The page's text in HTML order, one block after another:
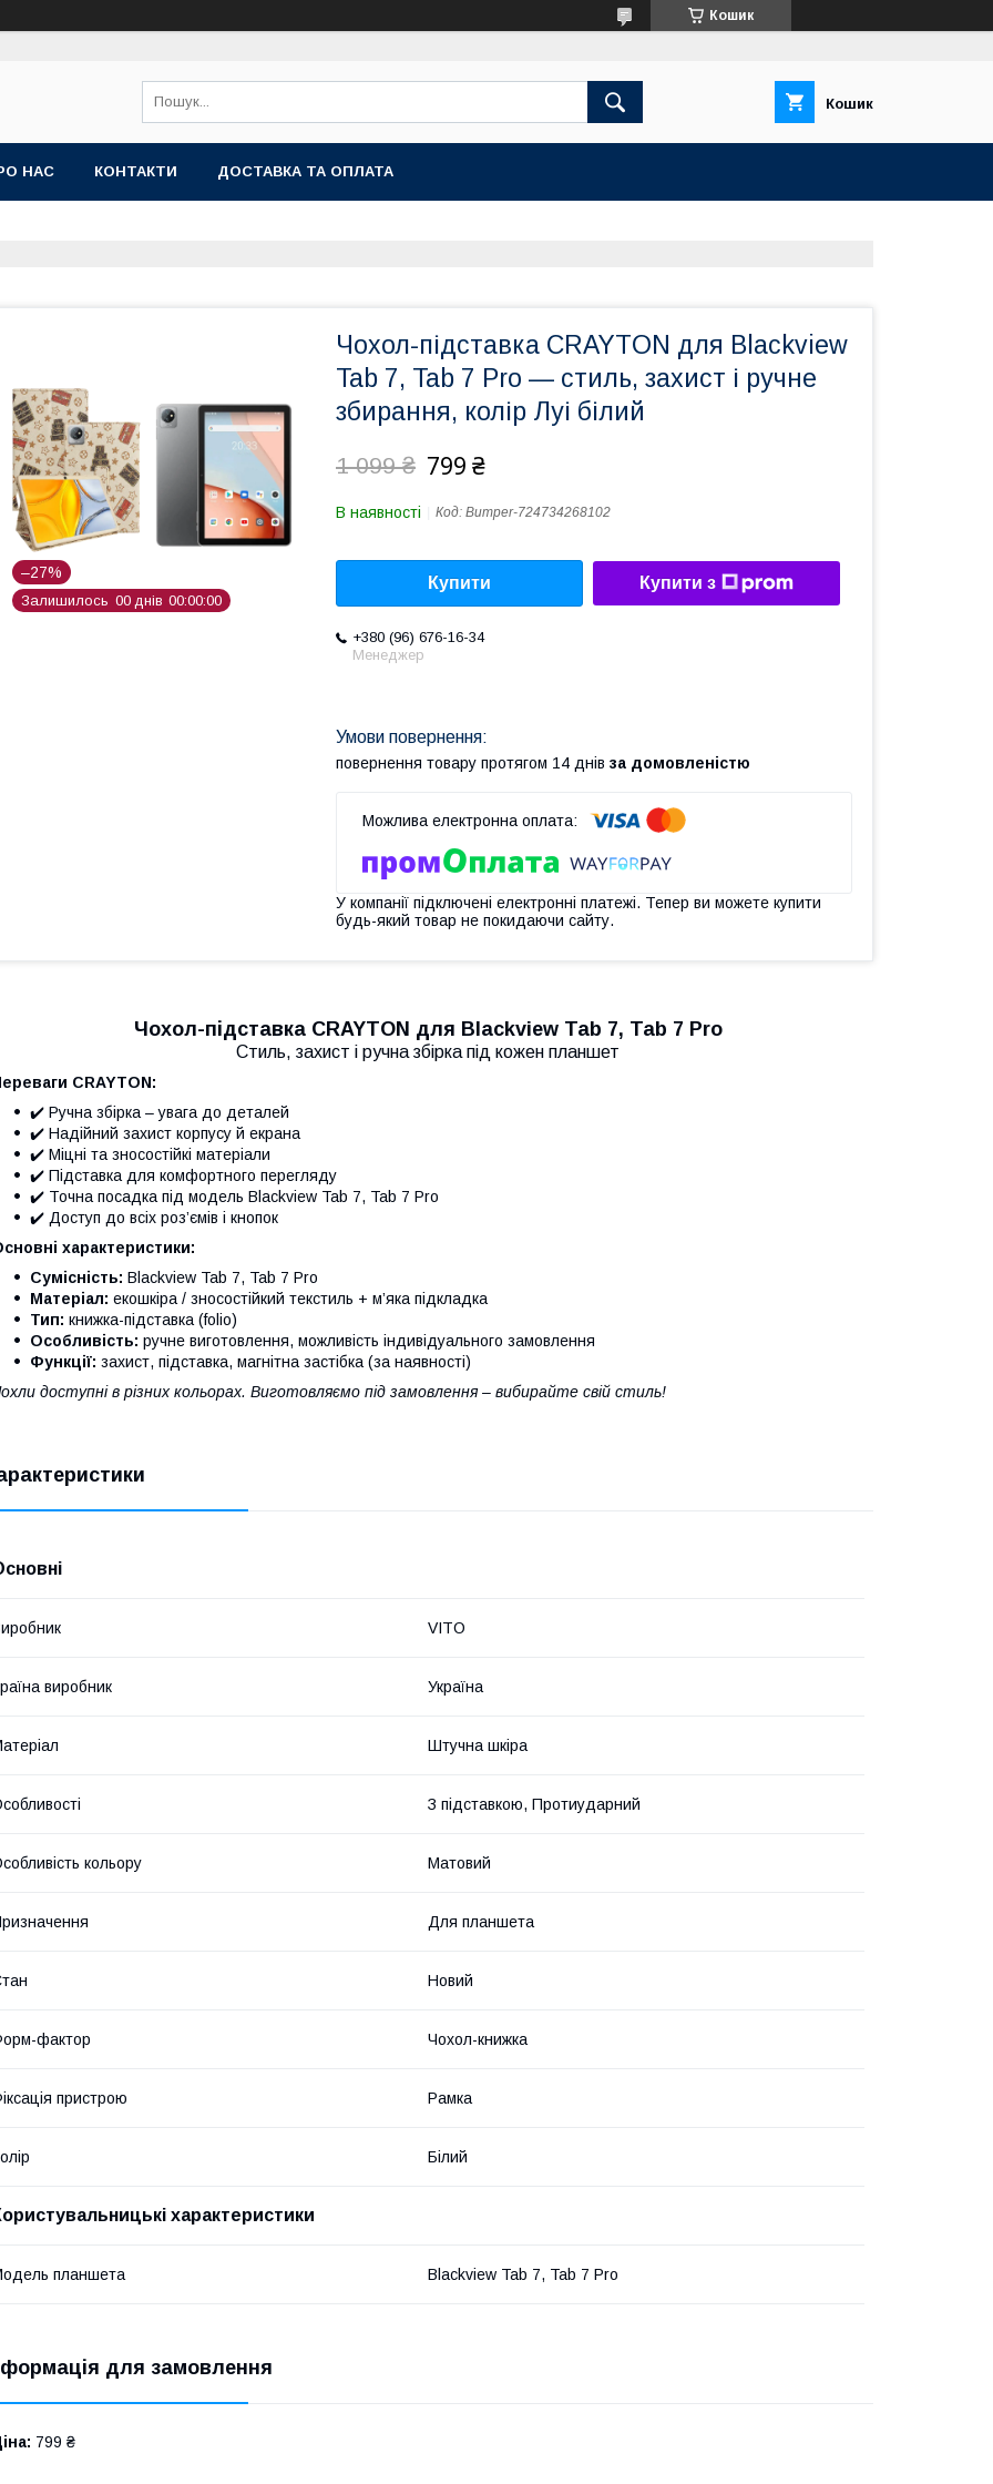
Кошик
Кошик
НАС КОНТАКТИ ДОСТАВКА ТА ОПЛАТА
–27%
Залишилось 00 днів 00 00 00
Чохол-підставка CRAYTON для Blackview
Tab 7, Tab 7 Pro — стиль, захист і ручне
збирання, колір Луі білий
1 099 ₴ 799 ₴
В наявності Код: Bumper-724734268102
Купити Купити з
+380 (96) 676-16-34
Менеджер
повернення товару протягом 14 днів за домовленістю
У компанії підключені електронні платежі. Тепер ви можете купити
будь-який товар не покидаючи сайту.
Чохол-підставка CRAYTON для Blackview Tab 7, Tab 7 Pro
Стиль, захист і ручна збірка під кожен планшет
CRAYTON:
✔️ Ручна збірка – увага до деталей
✔️ Надійний захист корпусу й екрана
✔️ Міцні та зносостійкі матеріали
✔️ Підставка для комфортного перегляду
✔️ Точна посадка під модель Blackview Tab 7, Tab 7 Pro
✔️ Доступ до всіх роз’ємів і кнопок
характеристики:
Сумісність: Blackview Tab 7, Tab 7 Pro
Матеріал: екошкіра / зносостійкий текстиль + м’яка підкладка
Тип: книжка-підставка (folio)
Особливість: ручне виготовлення, можливість індивідуального замовлення
Функції: захист, підставка, магнітна застібка (за наявності)
доступні в різних кольорах. Виготовляємо під замовлення – вибирайте свій стиль!
VITO
виробник Україна
Штучна шкіра
З підставкою, Протиударний
кольору Матовий
Для планшета
Новий
фактор Чохол-книжка
пристрою Рамка
Білий
характеристики
планшета Blackview Tab 7, Tab 7 Pro
для замовлення
799 ₴